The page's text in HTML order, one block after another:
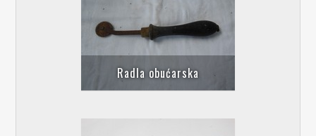
Radla obućarska